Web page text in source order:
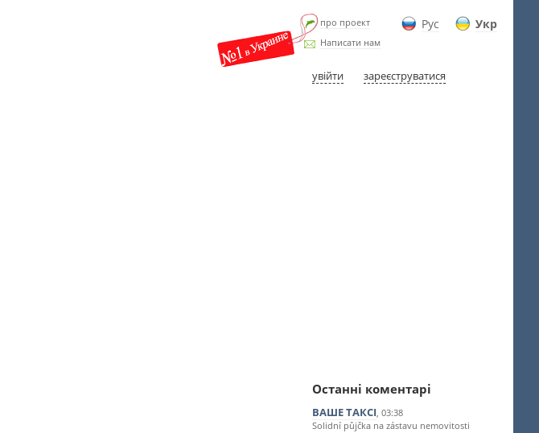
Рус Укр
про проект
Написати нам
увійти зареєструватися
Останні коментарі
ВАШЕ ТАКСІ, 03:38
Solidní půjčka na zástavu nemovitosti